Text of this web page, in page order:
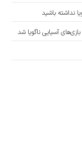
نداشته باشید
آسیایی ناگویا شد